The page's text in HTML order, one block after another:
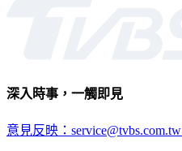
深入時事，一觸即見
意見反映：service@tvbs.com.tw